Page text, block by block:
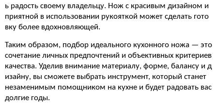
ь радость своему владельцу. Нож с красивым дизайном и
приятной в использовании рукояткой может сделать гото
вку более вдохновляющей.
Таким образом, подбор идеального кухонного ножа — это
сочетание личных предпочтений и объективных критериев
качества. Уделив внимание материалу, форме, балансу и д
изайну, вы сможете выбрать инструмент, который станет
незаменимым помощником на кухне и будет радовать вас
долгие годы.